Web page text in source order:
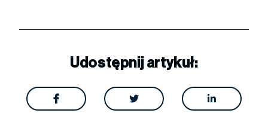
Udostępnij artykuł:
  